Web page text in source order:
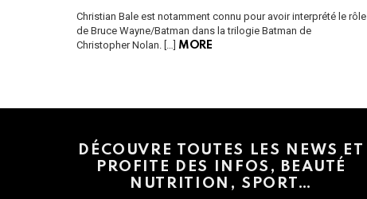
Christian Bale est notamment connu pour avoir interprété le rôle
de Bruce Wayne/Batman dans la trilogie Batman de
Christopher Nolan. […] MORE
DÉCOUVRE TOUTES LES NEWS ET
PROFITE DES INFOS, BEAUTÉ
NUTRITION, SPORT…